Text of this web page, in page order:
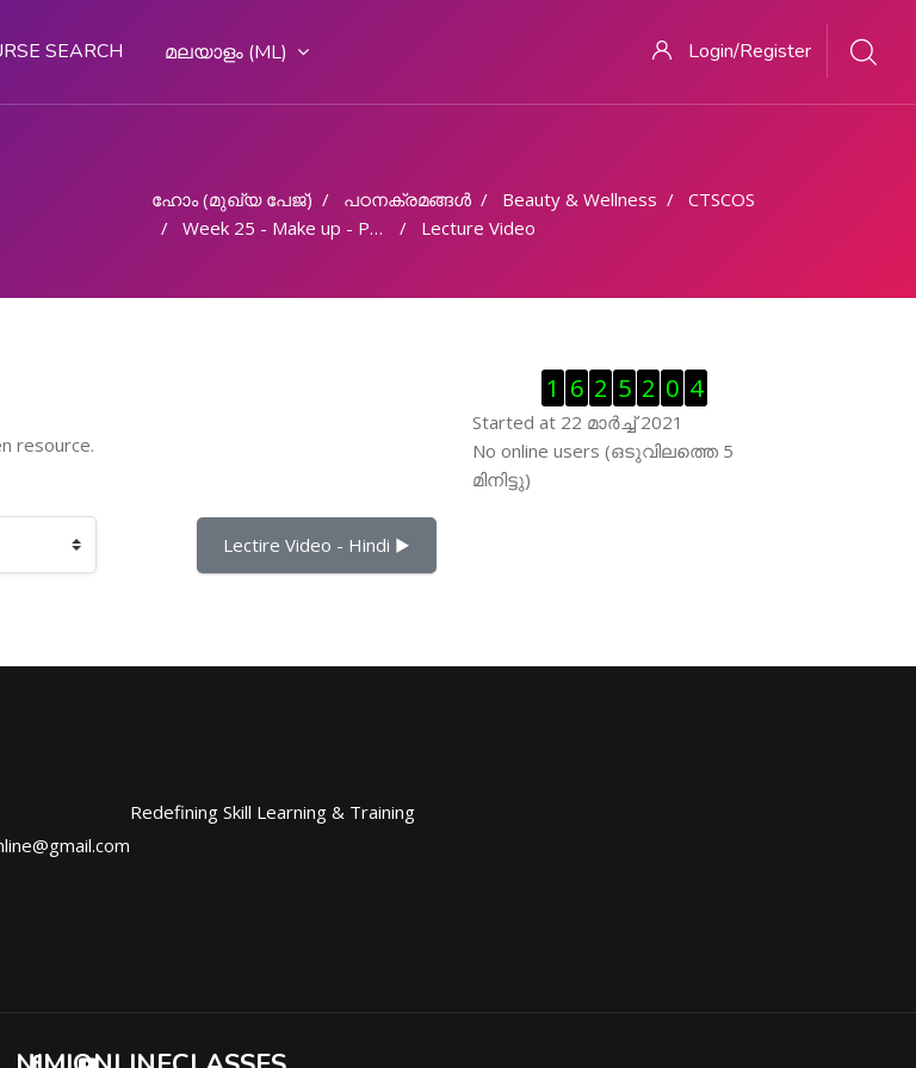
SEARCH മലയാളം ‎(ML)‎ Login/Register
ഹോം (മുഖ്യ പേജ്‌) പഠനക്രമങ്ങള്‍ Beauty & Wellness
CTSCOS
Week 25 - Make up - Part 2
Lecture Video
resource.
Lectire Video - Hindi ▶︎
Skip Visitor Counter
1 6 2 5 2 0 4
Started at 22 മാര്‍ച്ച് 2021
Skip ഓണ്‍ലയിന്‍ ഉപഭൊക്താക്കള്‍
No online users (ഒടുവിലത്തെ 5
മിനിട്ടു)
Redefining Skill Learning & Training